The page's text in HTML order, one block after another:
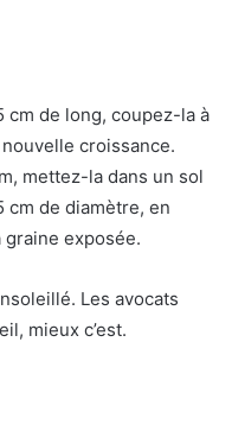
cm de long, coupez-la à
croissance.
mettez-la dans un sol
cm de diamètre, en
exposée.
Les avocats
mieux c’est.